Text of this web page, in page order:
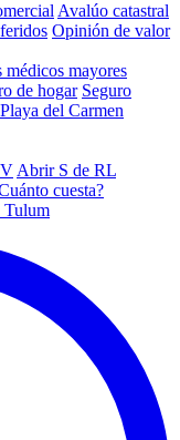
Avalúo catastral
Opinión de valor
médicos mayores
de hogar Seguro
del Carmen
Abrir S de RL
cuesta?
Tulum